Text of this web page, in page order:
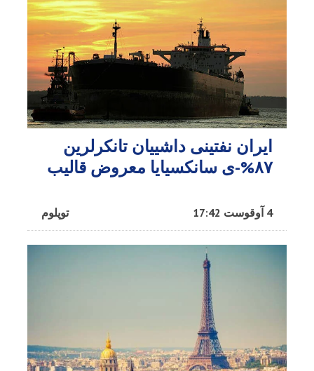
ایران نفتینی داشییان تانکرلرین
۸۷%-ی سانکسیایا معروض قالیب
توپلوم 4 آوقوست 17:42